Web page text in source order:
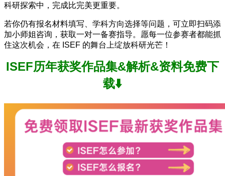
科研探索中，完成比完美更重要。
若你仍有报名材料填写、学科方向选择等问题，可立即扫码添
加小师姐咨询，获取一对一备赛指导。愿每一位参赛者都能抓
住这次机会，在 ISEF 的舞台上绽放科研光芒！
ISEF历年获奖作品集&解析&资料免费下
载⬇️